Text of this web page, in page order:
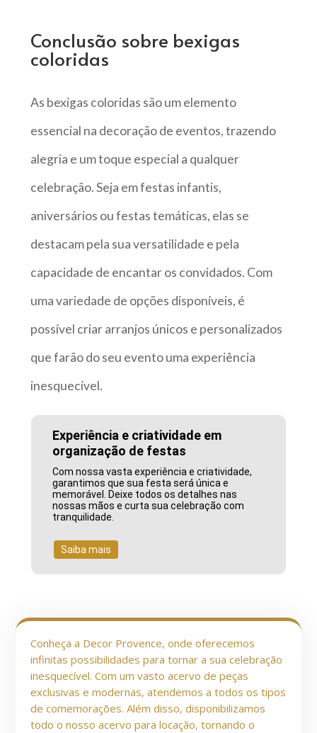
Conclusão sobre bexigas
coloridas
As bexigas coloridas são um elemento
essencial na decoração de eventos, trazendo
alegria e um toque especial a qualquer
celebração. Seja em festas infantis,
aniversários ou festas temáticas, elas se
destacam pela sua versatilidade e pela
capacidade de encantar os convidados. Com
uma variedade de opções disponíveis, é
possível criar arranjos únicos e personalizados
que farão do seu evento uma experiência
inesquecível.
Experiência e criatividade em
organização de festas
Com nossa vasta experiência e criatividade,
garantimos que sua festa será única e
memorável. Deixe todos os detalhes nas
nossas mãos e curta sua celebração com
tranquilidade.
Saiba mais
Conheça a Decor Provence, onde oferecemos
infinitas possibilidades para tornar a sua celebração
inesquecível. Com um vasto acervo de peças
exclusivas e modernas, atendemos a todos os tipos
de comemorações. Além disso, disponibilizamos
todo o nosso acervo para locação, tornando o